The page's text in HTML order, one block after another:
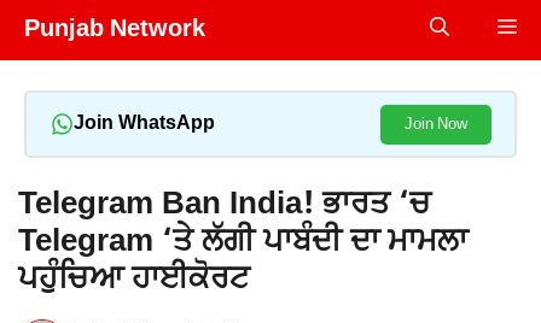
Skip
Punjab Network
Join WhatsApp Join Now
Telegram Ban India! ਭਾਰਤ ‘ਚ
Telegram ‘ਤੇ ਲੱਗੀ ਪਾਬੰਦੀ ਦਾ ਮਾਮਲਾ
ਪਹੁੰਚਿਆ ਹਾਈਕੋਰਟ